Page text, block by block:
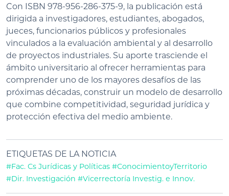
Con ISBN 978-956-286-375-9, la publicación está
dirigida a investigadores, estudiantes, abogados,
jueces, funcionarios públicos y profesionales
vinculados a la evaluación ambiental y al desarrollo
de proyectos industriales. Su aporte trasciende el
ámbito universitario al ofrecer herramientas para
comprender uno de los mayores desafíos de las
próximas décadas, construir un modelo de desarrollo
que combine competitividad, seguridad jurídica y
protección efectiva del medio ambiente.
ETIQUETAS DE LA NOTICIA
#Fac. Cs Jurídicas y Políticas #ConocimientoyTerritorio
#Dir. Investigación #Vicerrectoría Investig. e Innov.